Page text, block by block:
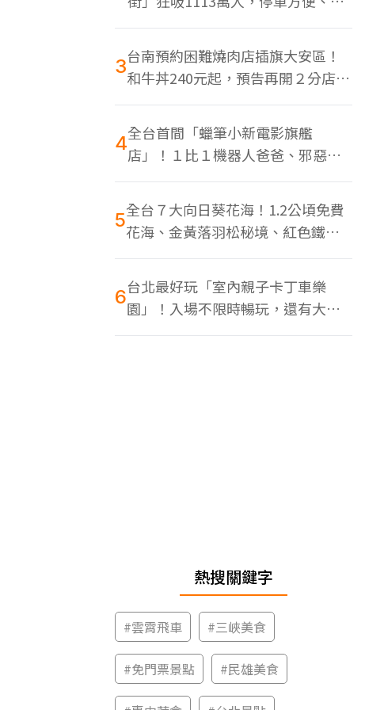
色美食多
3台南預約困難燒肉店插旗大安區！
和牛丼240元起，預告再開２分店、
地點曝光
4全台首間「蠟筆小新電影旗艦
店」！１比１機器人爸爸、邪惡正
男，百款周邊買翻
5全台７大向日葵花海！1.2公頃免費
花海、金黃落羽松秘境、紅色鐵橋
同框
6台北最好玩「室內親子卡丁車樂
園」！入場不限時暢玩，還有大螢
幕Switch遊戲區
熱搜關鍵字
#雲霄飛車 #三峽美食
#免門票景點 #民雄美食